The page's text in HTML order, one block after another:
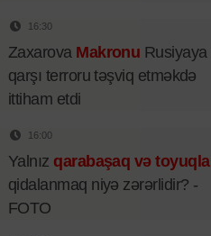
16:30
Zaxarova Makronu Rusiyaya
qarşı terroru təşviq etməkdə
ittiham etdi
16:00
Yalnız qarabaşaq və toyuqla
qidalanmaq niyə zərərlidir? -
FOTO